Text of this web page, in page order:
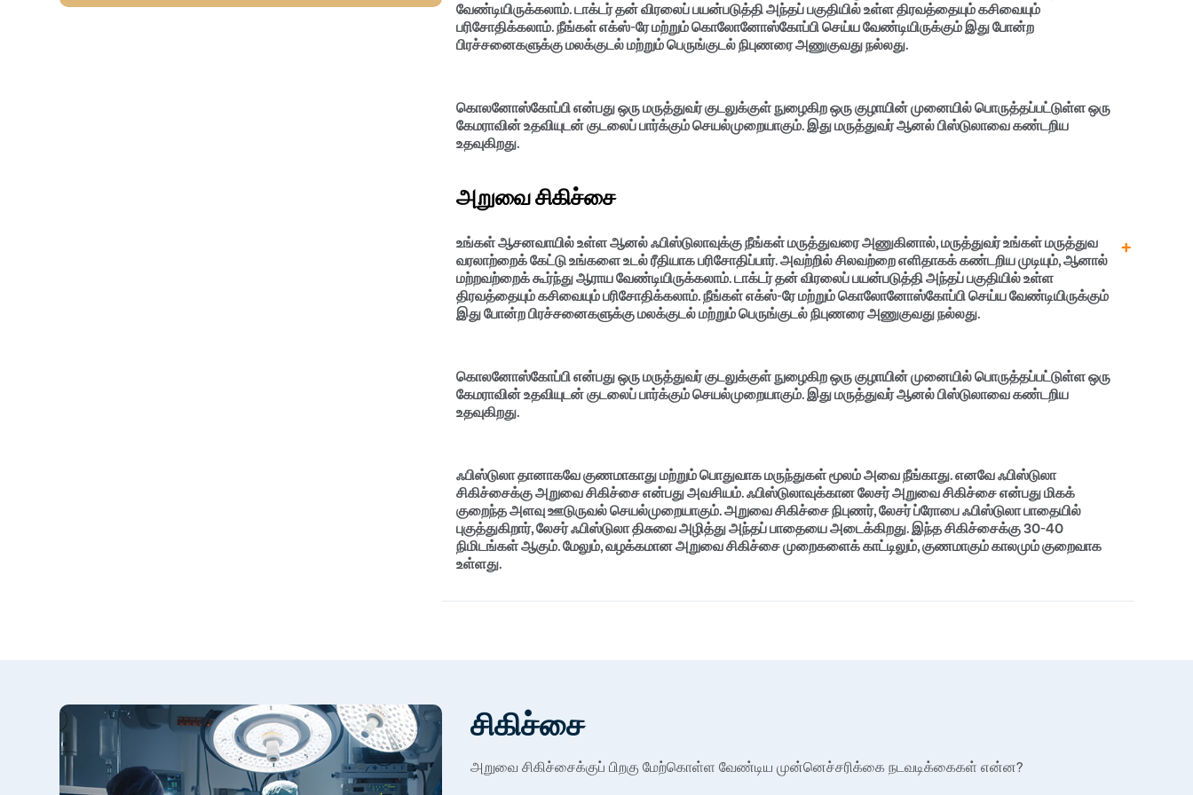
வேண்டியிருக்கலாம். டாக்டர் தன் விரலைப் பயன்படுத்தி அந்தப் பகுதியில் உள்ள திரவத்தையும் கசிவையும்
பரிசோதிக்கலாம். நீங்கள் எக்ஸ்-ரே மற்றும் கொலோனோஸ்கோப்பி செய்ய வேண்டியிருக்கும் இது போன்ற
பிரச்சனைகளுக்கு மலக்குடல் மற்றும் பெருங்குடல் நிபுணரை அணுகுவது நல்லது.
கொலனோஸ்கோப்பி என்பது ஒரு மருத்துவர் குடலுக்குள் நுழைகிற ஒரு குழாயின் முனையில் பொருத்தப்பட்டுள்ள ஒரு
கேமராவின் உதவியுடன் குடலைப் பார்க்கும் செயல்முறையாகும். இது மருத்துவர் ஆனல் பிஸ்டுலாவை கண்டறிய
உதவுகிறது.
அறுவை சிகிச்சை
உங்கள் ஆசனவாயில் உள்ள ஆனல் ஃபிஸ்டுலாவுக்கு நீங்கள் மருத்துவரை அணுகினால், மருத்துவர் உங்கள் மருத்துவ
வரலாற்றைக் கேட்டு உங்களை உடல் ரீதியாக பரிசோதிப்பார். அவற்றில் சிலவற்றை எளிதாகக் கண்டறிய முடியும், ஆனால்
மற்றவற்றைக் கூர்ந்து ஆராய வேண்டியிருக்கலாம். டாக்டர் தன் விரலைப் பயன்படுத்தி அந்தப் பகுதியில் உள்ள
திரவத்தையும் கசிவையும் பரிசோதிக்கலாம். நீங்கள் எக்ஸ்-ரே மற்றும் கொலோனோஸ்கோப்பி செய்ய வேண்டியிருக்கும்
இது போன்ற பிரச்சனைகளுக்கு மலக்குடல் மற்றும் பெருங்குடல் நிபுணரை அணுகுவது நல்லது.
கொலனோஸ்கோப்பி என்பது ஒரு மருத்துவர் குடலுக்குள் நுழைகிற ஒரு குழாயின் முனையில் பொருத்தப்பட்டுள்ள ஒரு
கேமராவின் உதவியுடன் குடலைப் பார்க்கும் செயல்முறையாகும். இது மருத்துவர் ஆனல் பிஸ்டுலாவை கண்டறிய
உதவுகிறது.
ஃபிஸ்டுலா தானாகவே குணமாகாது மற்றும் பொதுவாக மருந்துகள் மூலம் அவை நீங்காது. எனவே ஃபிஸ்டுலா
சிகிச்சைக்கு அறுவை சிகிச்சை என்பது அவசியம். ஃபிஸ்டுலாவுக்கான லேசர் அறுவை சிகிச்சை என்பது மிகக்
குறைந்த அளவு ஊடுருவல் செயல்முறையாகும். அறுவை சிகிச்சை நிபுணர், லேசர் ப்ரோபை ஃபிஸ்டுலா பாதையில்
புகுத்துகிறார், லேசர் ஃபிஸ்டுலா திசுவை அழித்து அந்தப் பாதையை அடைக்கிறது. இந்த சிகிச்சைக்கு 30-40
நிமிடங்கள் ஆகும். மேலும், வழக்கமான அறுவை சிகிச்சை முறைகளைக் காட்டிலும், குணமாகும் காலமும் குறைவாக
உள்ளது.
எங்கள் அறுவை சிகிச்சை நிபுணர்கள் மிகவும் திறமையானவர்கள் மற்றும் 10 ஆண்டுகளுக்கும் மேலான அனுபவம்
கொண்டவர்கள். இலவச பிக் அண்ட் டிராப் கேப் சேவைகளுடன், அறுவைசிகிச்சைக்குப் பிந்தைய இலவச
தொடர்ச்சியையும் நாங்கள் வழங்குகிறோம். ஆனல் ஃபிஸ்துலா சிகிச்சையின் திறந்த முறைகளில் லேசர்
நுட்பங்களை எங்கள் மருத்துவ வல்லுநர்கள் பரிந்துரைக்கின்றனர், ஏனெனில் விரைவான நிவாரணம் மற்றும்
சிகிச்சை
அறுவை சிகிச்சைக்குப் பிறகு மேற்கொள்ள வேண்டிய முன்னெச்சரிக்கை நடவடிக்கைகள் என்ன?